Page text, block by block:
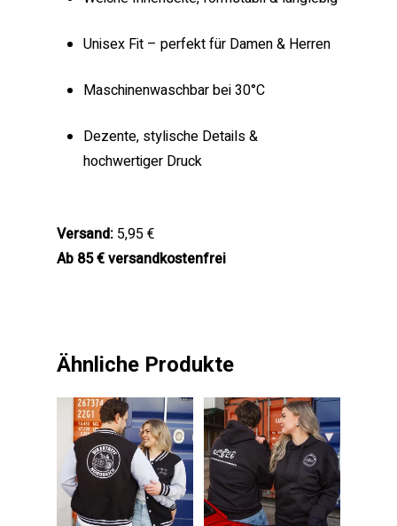
Unisex Fit – perfekt für Damen & Herren
Maschinenwaschbar bei 30°C
Dezente, stylische Details &
hochwertiger Druck
Versand: 5,95 €
Ab 85 € versandkostenfrei
Ähnliche Produkte